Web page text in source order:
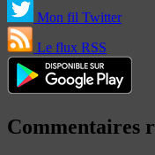
Mon fil Twitter
Le flux RSS
Commentaires